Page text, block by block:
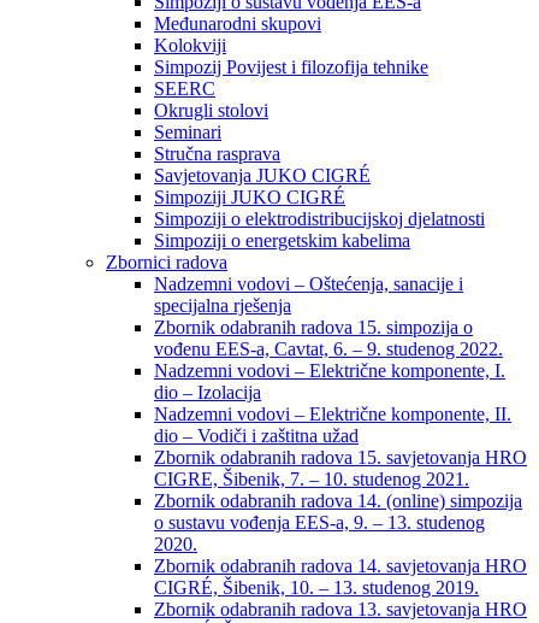
Međunarodni skupovi
Kolokviji​
Simpozij Povijest i filozofija tehnike
SEERC
Okrugli stolovi
Seminari​
Stručna rasprava​
Savjetovanja JUKO CIGRÉ
Simpoziji JUKO CIGRÉ
Simpoziji o elektrodistribucijskoj djelatnosti
Simpoziji o energetskim kabelima
Zbornici radova
Nadzemni vodovi – Oštećenja, sanacije i
specijalna rješenja
Zbornik odabranih radova 15. simpozija o
vođenu EES-a, Cavtat, 6. – 9. studenog 2022.
Nadzemni vodovi – Električne komponente, I.
dio – Izolacija
Nadzemni vodovi – Električne komponente, II.
dio – Vodiči i zaštitna užad
Zbornik odabranih radova 15. savjetovanja HRO
CIGRE, Šibenik, 7. – 10. studenog 2021.
Zbornik odabranih radova 14. (online) simpozija
o sustavu vođenja EES-a, 9. – 13. studenog
2020.
Zbornik odabranih radova 14. savjetovanja HRO
CIGRÉ, Šibenik, 10. – 13. studenog 2019.
Zbornik odabranih radova 13. savjetovanja HRO